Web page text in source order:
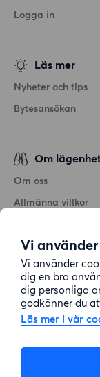
Vi
Vi använder
dig en bra
dig personliga
godkänner du
Läs mer i vår
Logga in
Läs mer
Nyheter och tips
Bytesansökan
Om
Om oss
Allmänna villkor
Cookiepolicy
Sitemap
Kundtjänst